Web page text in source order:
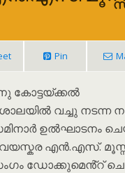
Pin
കോട്ടയ്ക്കൽ
വച്ചു നടന്ന
ഉൽഘാടനം
എൻ.എസ്. മൂസ്സ്
ഡോക്കുമെൻ്റ്